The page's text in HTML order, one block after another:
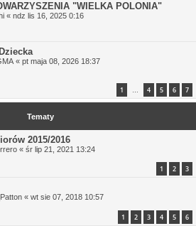
"WIELKA POLONIA"
« ndz lis 16, 2025 0:16
« pt maja 08, 2026 18:37
1 … 4 5 6 7
Tematy
2015/2016
« śr lip 21, 2021 13:24
1 2 3
« wt sie 07, 2018 10:57
1 2 3 4 5 6